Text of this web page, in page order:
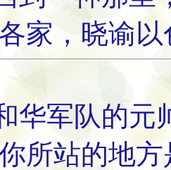
家，晓谕
华军队的元
所站的地